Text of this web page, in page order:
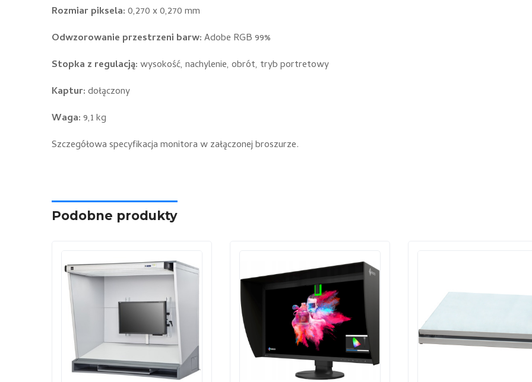
Rozmiar piksela:0,270 x 0,270 mm
Odwzorowanie przestrzeni barw:Adobe RGB 99%
Stopka z regulacją:wysokość, nachylenie, obrót, tryb portretowy
Kaptur:dołączony
Waga:9,1 kg
Szczegółowa specyfikacja monitora w załączonej broszurze.
Podobne produkty